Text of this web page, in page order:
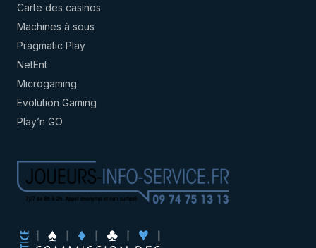
Carte des casinos
Machines à sous
Pragmatic Play
NetEnt
Microgaming
Evolution Gaming
Play’n GO